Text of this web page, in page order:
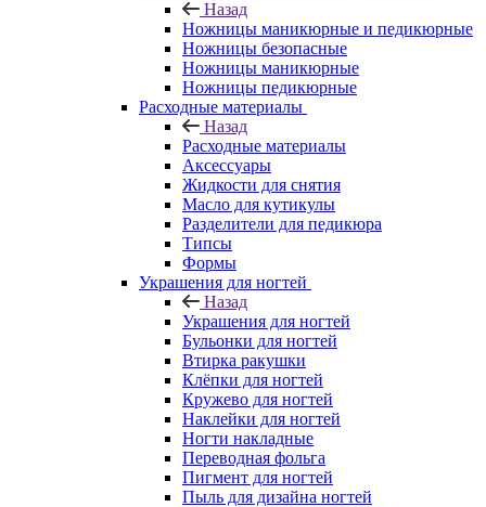
Назад
Ножницы маникюрные и педикюрные
Ножницы безопасные
Ножницы маникюрные
Ножницы педикюрные
Расходные материалы
Назад
Расходные материалы
Аксессуары
Жидкости для снятия
Масло для кутикулы
Разделители для педикюра
Типсы
Формы
Украшения для ногтей
Назад
Украшения для ногтей
Бульонки для ногтей
Втирка ракушки
Клёпки для ногтей
Кружево для ногтей
Наклейки для ногтей
Ногти накладные
Переводная фольга
Пигмент для ногтей
Пыль для дизайна ногтей